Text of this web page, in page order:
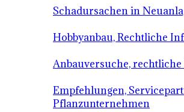
Schadursachen in
Hobbyanbau, Rechtliche
Anbauversuche, rechtliche
Empfehlungen,
Pflanzunternehmen